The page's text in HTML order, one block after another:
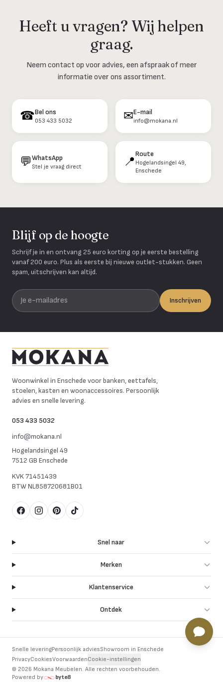
Heeft u vragen? Wij helpen
graag.
Neem contact op voor advies, een afspraak of meer
informatie over ons assortiment.
☎Bel ons
053 433 5032 ✉E-mail
info@mokana.nl
💬WhatsApp
Stel je vraag direct 📍
Route
Hogelandsingel 49,
Enschede
Blijf op de hoogte
Schrijf je in en ontvang 25 euro korting op je eerste bestelling
vanaf 200 euro. Plus als eerste bij nieuwe outlet-stukken. Geen
spam, uitschrijven kan altijd.
Je e-mailadres
Inschrijven
Woonwinkel in Enschede voor banken, eettafels,
stoelen, kasten en woonaccessoires. Persoonlijk
advies en snelle levering.
053 433 5032
info@mokana.nl
Hogelandsingel 49
7512 GB Enschede
KVK71451439
BTWNL858720681B01
FacebookInstagram
Pinterest
TikTok
Snel naar
Merken
Klantenservice
Ontdek
Snelle leveringPersoonlijk adviesShowroom in Enschede
PrivacyCookiesVoorwaardenCookie-instellingen
© 2026 Mokana Meubelen. Alle rechten voorbehouden.
Powered by
byte8